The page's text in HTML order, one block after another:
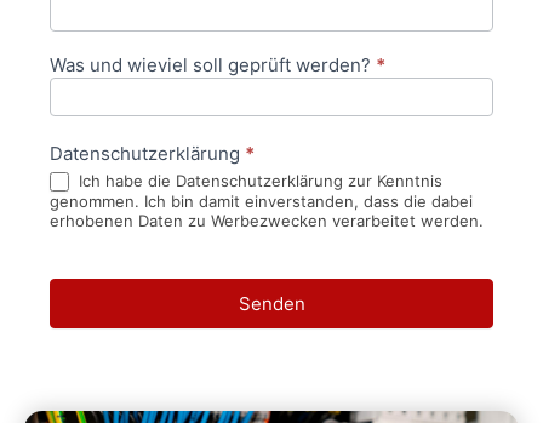
Was und wieviel soll geprüft werden? *
Datenschutzerklärung *
Ich habe die Datenschutzerklärung zur Kenntnis
genommen. Ich bin damit einverstanden, dass die dabei
erhobenen Daten zu Werbezwecken verarbeitet werden.
Senden